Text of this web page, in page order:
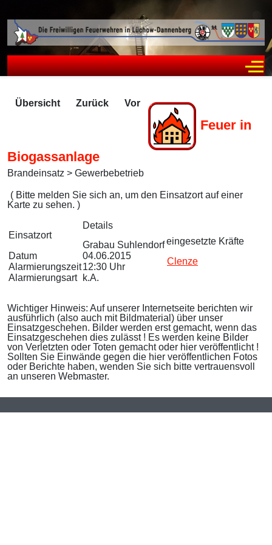
Übersicht Zurück Vor
Feuer in
Biogassanlage
Brandeinsatz > Gewerbebetrieb
( Bitte melden Sie sich an, um den Einsatzort auf einer
Karte zu sehen. )
Einsatzort
Details
Grabau Suhlendorf
Datum
04.06.2015
Alarmierungszeit12:30 Uhr
Alarmierungsart
k.A.
eingesetzte Kräfte
Clenze
Wichtiger Hinweis: Auf unserer Internetseite berichten wir
ausführlich (also auch mit Bildmaterial) über unser
Einsatzgeschehen. Bilder werden erst gemacht, wenn das
Einsatzgeschehen dies zulässt ! Es werden keine Bilder
von Verletzten oder Toten gemacht oder hier veröffentlicht !
Sollten Sie Einwände gegen die hier veröffentlichen Fotos
oder Berichte haben, wenden Sie sich bitte vertrauensvoll
an unseren Webmaster.